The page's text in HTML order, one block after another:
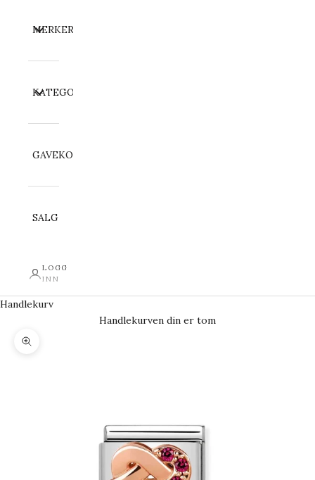
MERKER
KATEGORI
GAVEKORT
SALG
LOGG
INN
Handlekurv
Handlekurven din er tom
Forstørr